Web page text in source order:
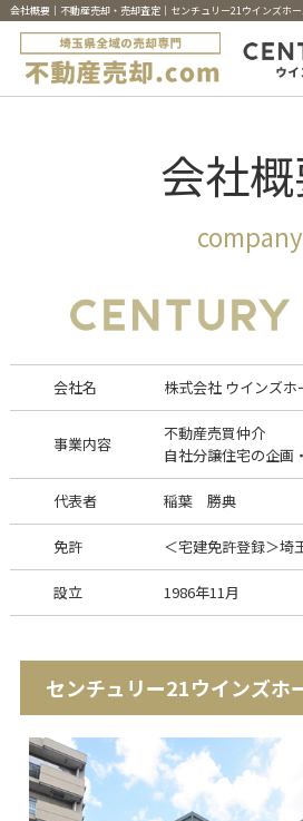
会社概要｜不動産売却・売却査定｜センチュリー21ウインズホ
会社
company
会社名 株式会社 ウインズホ
事業内容
不動産売買仲介
自社分譲住宅の企画
代表者 稲葉 勝典
免許 ＜宅建免許登録＞埼
設立 1986年11月
センチュリー21ウインズホ